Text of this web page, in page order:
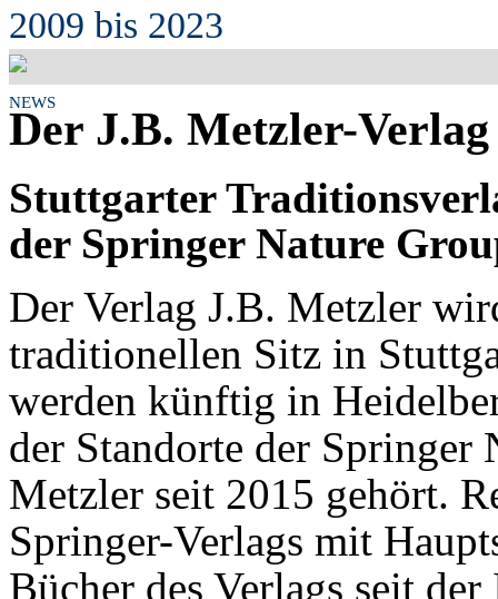
2009 bis 2023
NEWS
Der J.B. Metzler-
Stuttgarter
der Springer Nature
Der Verlag J.B. Metzler
traditionellen Sitz in
werden künftig in
der Standorte der Springer
Metzler seit 2015 gehört.
Springer-Verlags mit
Bücher des Verlags seit